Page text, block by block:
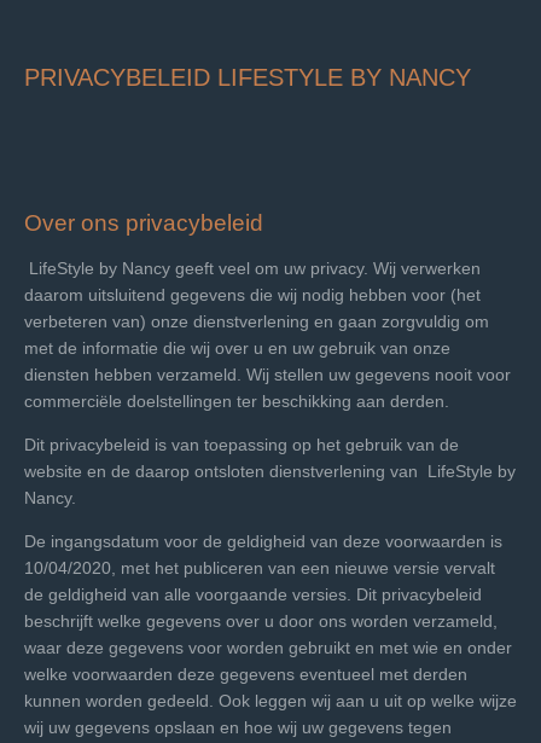
PRIVACYBELEID LIFESTYLE BY NANCY
Over ons privacybeleid
LifeStyle by Nancy geeft veel om uw privacy. Wij verwerken
daarom uitsluitend gegevens die wij nodig hebben voor (het
verbeteren van) onze dienstverlening en gaan zorgvuldig om
met de informatie die wij over u en uw gebruik van onze
diensten hebben verzameld. Wij stellen uw gegevens nooit voor
commerciële doelstellingen ter beschikking aan derden.
Dit privacybeleid is van toepassing op het gebruik van de
website en de daarop ontsloten dienstverlening van
LifeStyle by
Nancy.
De ingangsdatum voor de geldigheid van deze voorwaarden is
10/04/2020, met het publiceren van een nieuwe versie vervalt
de geldigheid van alle voorgaande versies. Dit privacybeleid
beschrijft welke gegevens over u door ons worden verzameld,
waar deze gegevens voor worden gebruikt en met wie en onder
welke voorwaarden deze gegevens eventueel met derden
kunnen worden gedeeld. Ook leggen wij aan u uit op welke wijze
wij uw gegevens opslaan en hoe wij uw gegevens tegen